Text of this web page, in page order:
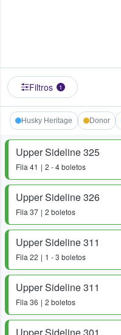
Filtros 1
Husky Heritage Donor
Upper Sideline 325
Fila 41 2 - 4 boletos
Upper Sideline 326
Fila 37 2 boletos
Upper Sideline 311
Fila 22 1 - 3 boletos
Upper Sideline 311
Fila 36 2 boletos